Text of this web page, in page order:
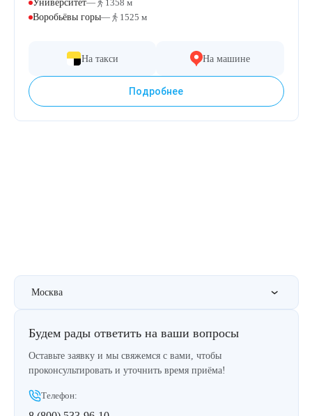
Университет—
1358 м
Воробьёвы горы— 1525 м
На такси На машине
Подробнее
Москва
Будем рады ответить на ваши вопросы
Оставьте заявку и мы свяжемся с вами, чтобы
проконсультировать и уточнить время приёма!
Телефон: